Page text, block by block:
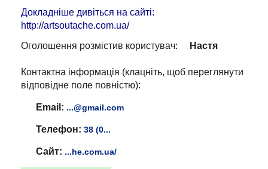
Докладніше дивіться на сайті:
http://artsoutache.com.ua/
Оголошення розмістив користувач:
Настя
Контактна інформація (клацніть, щоб переглянути
відповідне поле повністю):
Email: ...@gmail.com
Телефон: 38 (0...
Сайт: ...he.com.ua/